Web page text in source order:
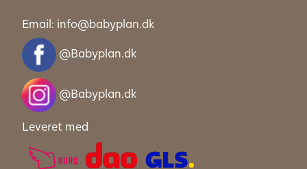
Email: info@babyplan.dk
@Babyplan.dk
@Babyplan.dk
Leveret med